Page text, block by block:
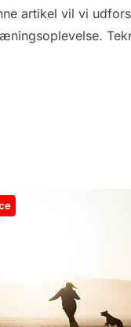
artikel vil vi